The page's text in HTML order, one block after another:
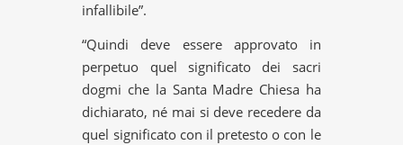
infallibile”.
“Quindi deve essere approvato in
perpetuo quel significato dei sacri
dogmi che la Santa Madre Chiesa ha
dichiarato, né mai si deve recedere da
quel significato con il pretesto o con le